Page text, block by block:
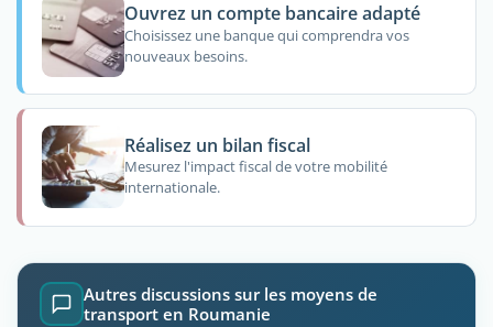
Ouvrez un compte bancaire adapté
Choisissez une banque qui comprendra vos
nouveaux besoins.
Réalisez un bilan fiscal
Mesurez l'impact fiscal de votre mobilité
internationale.
Autres discussions sur les moyens de
transport en Roumanie